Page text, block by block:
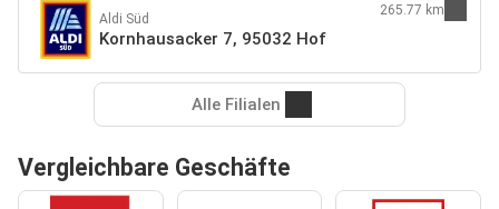
Aldi Süd
Kornhausacker 7, 95032 Hof
265.77 km
Alle Filialen
Vergleichbare Geschäfte